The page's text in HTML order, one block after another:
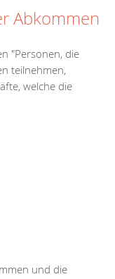
Abkommen
"Personen, die
teilnehmen,
welche die
und die